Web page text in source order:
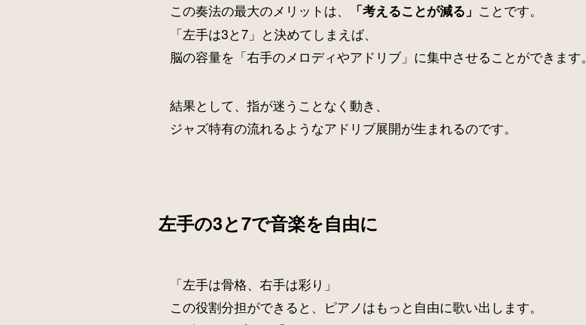
この奏法の最大のメリットは、 「考えることが減る」 ことです。
「左手は3と7」と決めてしまえば、
脳の容量を「右手のメロディやアドリブ」に集中させることができます。
結果として、指が迷うことなく動き、
ジャズ特有の流れるようなアドリブ展開が生まれるのです。
左手の3と7で音楽を自由に
「左手は骨格、右手は彩り」
この役割分担ができると、ピアノはもっと自由に歌い出します。